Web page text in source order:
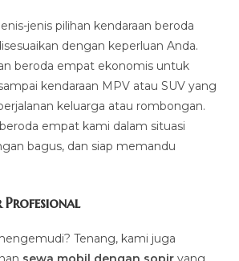
jenis pilihan kendaraan beroda
dengan keperluan Anda.
beroda empat ekonomis untuk
kendaraan MPV atau SUV yang
keluarga atau rombongan.
empat kami dalam situasi
bagus, dan siap memandu
Profesional
Tenang, kami juga